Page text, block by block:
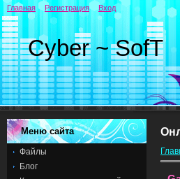
Cyber ~ SofT
Главная Регистрация Вход
Меню сайта
Файлы
Блог